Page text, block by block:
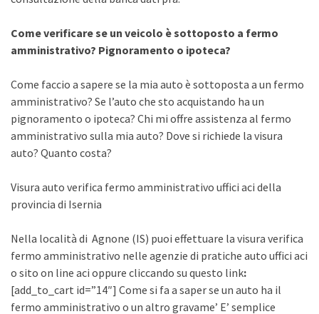
Come verificare se un veicolo è sottoposto a fermo
amministrativo? Pignoramento o ipoteca?
Come faccio a sapere se la mia auto è sottoposta a un fermo
amministrativo? Se l’auto che sto acquistando ha un
pignoramento o ipoteca? Chi mi offre assistenza al fermo
amministrativo sulla mia auto? Dove si richiede la visura
auto? Quanto costa?
Visura auto verifica fermo amministrativo uffici aci della
provincia di Isernia
Nella località di Agnone (IS) puoi effettuare la visura verifica
fermo amministrativo nelle agenzie di pratiche auto uffici aci
o sito on line aci oppure cliccando su questo link:
[add_to_cart id=”14″] Come si fa a saper se un auto ha il
fermo amministrativo o un altro gravame’ E’ semplice